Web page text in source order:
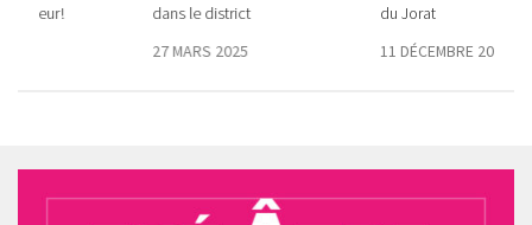
dans le district
27 MARS 2025
du Jorat
11 DÉCEMBRE 2025
!